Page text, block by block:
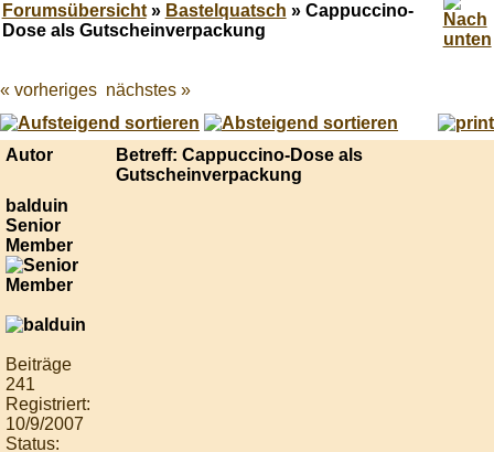
Forumsübersicht» Bastelquatsch » Cappuccino-
Dose als Gutscheinverpackung
Best
online
live
casino
« vorheriges nächstes »
Autor
Betreff: Cappuccino-Dose als
Gutscheinverpackung
balduin
Senior
Member
Beiträge
241
Registriert:
10/9/2007
Status: